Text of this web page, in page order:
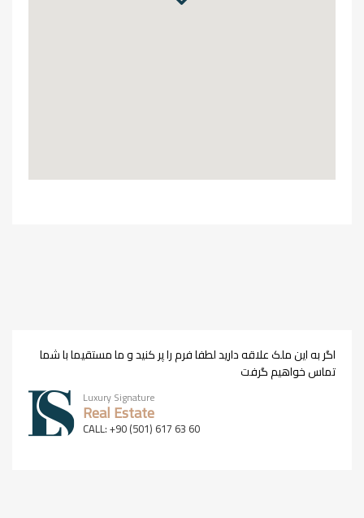
اگر به این ملک علاقه دارید لطفا فرم را پر کنید و ما مستقیما با شما
تماس خواهیم گرفت
Luxury Signature
Real Estate
CALL: +90 (501) 617 63 60